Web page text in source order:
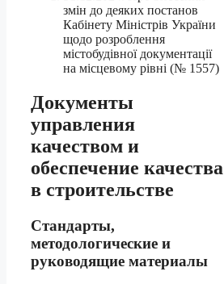
змін до деяких постанов
Кабінету Міністрів України
щодо розроблення
містобудівної документації
на місцевому рівні (№ 1557)
Документы
управления
качеством и
обеспечение качества
в строительстве
Стандарты,
методологические и
руководящие материалы